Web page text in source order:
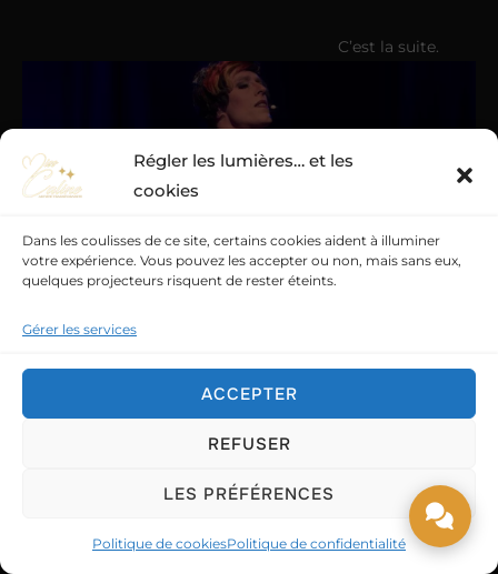
Régler les lumières… et les
cookies
Dans les coulisses de ce site, certains cookies aident à illuminer
votre expérience. Vous pouvez les accepter ou non, mais sans eux,
quelques projecteurs risquent de rester éteints.
Gérer les services
ACCEPTER
REFUSER
LES PRÉFÉRENCES
Politique de cookiesPolitique de confidentialité
C’est la suite.
Une fois le rideau tombé, je retrouve la loge.
Minutieux. Nécessaire.
Il ne s’agit plus seulement de transformation